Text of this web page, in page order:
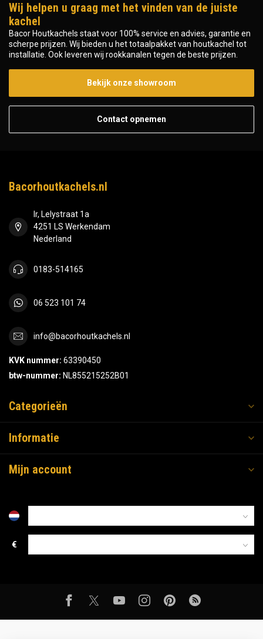
Wij helpen u graag met het vinden van de juiste
kachel
Bacor Houtkachels staat voor 100% service en advies, garantie en
scherpe prijzen. Wij bieden u het totaalpakket van houtkachel tot
installatie. Ook leveren wij rookkanalen tegen de beste prijzen.
Bekijk onze showroom
Contact opnemen
Bacorhoutkachels.nl
Ir, Lelystraat 1a
4251 LS Werkendam
Nederland
0183-514165
06 523 101 74
info@bacorhoutkachels.nl
KVK nummer: 63390450
btw-nummer: NL855215252B01
Categorieën
Informatie
Mijn account
€